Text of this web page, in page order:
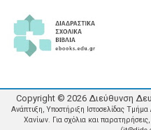
Copyright © 2026 Διεύθυνση
Ανάπτυξη, Υποστήριξη Ιστοσελίδας
Χανίων. Για σχόλια και